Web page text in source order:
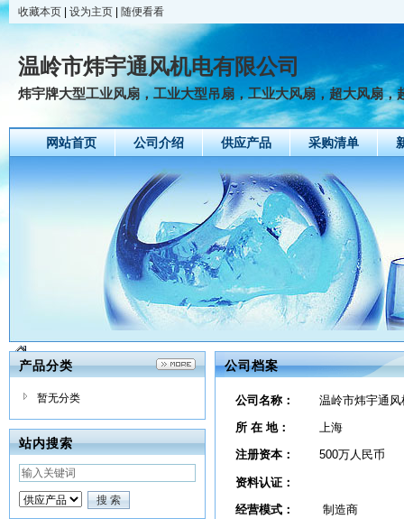
收藏本页 设为主页 随便看看
温岭市炜宇通风机电有限公司
炜宇牌大型工业风扇，工业大型吊扇，工业大风扇，超大风扇，
网站首页 公司介绍 供应产品 采购清单
产品分类
暂无分类
站内搜索
公司档案
公司名称：
温岭市炜宇通
所 在 地：
上海
注册资本：
500万人民币
资料认证：
经营模式：
制造商